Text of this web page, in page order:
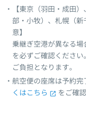
【東京（羽田・成田
部・小牧）、札幌（
意】
乗継ぎ空港が異なる
を必ずご確認くださ
ご負担となります。
航空便の座席は予約完
くはこちら
をご確